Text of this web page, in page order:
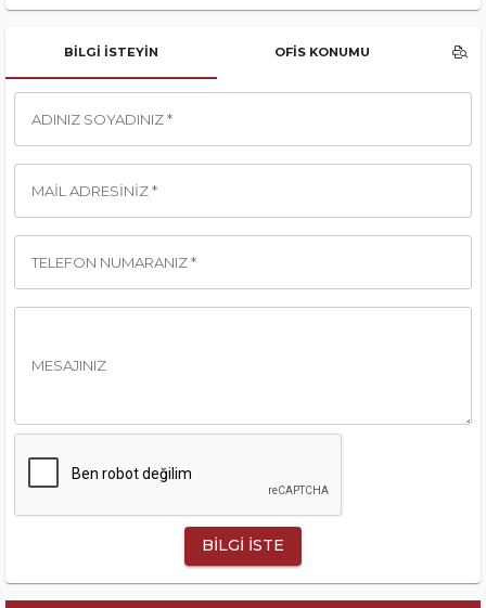
BILGI İSTEYIN OFIS KONUMU
ADINIZ SOYADINIZ *
MAIL ADRESINIZ *
TELEFON NUMARANIZ *
MESAJINIZ
BILGI İSTE